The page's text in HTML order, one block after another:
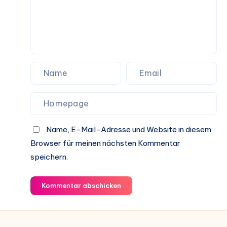
Name, E-Mail-Adresse und Website in diesem
Browser für meinen nächsten Kommentar
speichern.
Kommentar abschicken